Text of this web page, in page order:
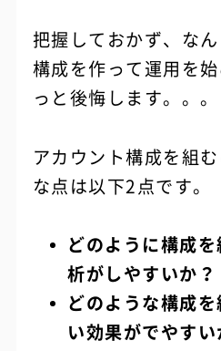
把握しておかず、な
構成を作って運用を
っと後悔します。。。
アカウント構成を組
な点は以下2点です。
どのように構成
析がしやすいか？
どのような構成
い効果がでやすい